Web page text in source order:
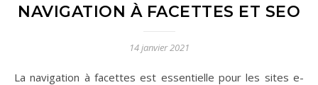
NAVIGATION À FACETTES ET SEO
14 janvier 2021
La navigation à facettes est essentielle pour les sites e-